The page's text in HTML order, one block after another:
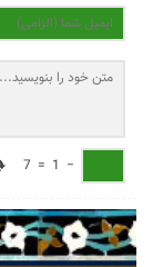
−
1
=
7